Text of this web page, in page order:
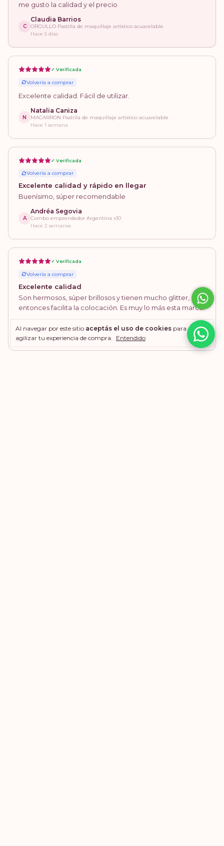
Al navegar por este sitio aceptás el uso de cookies para
agilizar tu experiencia de compra. Entendido
me gusto la calidad y el precio
C
Claudia Barrios
ORGULLO Pastilla de maquillaje artístico acuarelable
Hace 5 días
✓ Verificada
Volvería a comprar
Excelente calidad. Fácil de utilizar.
N
Natalia Caniza
MACARRON Pastilla de maquillaje artístico acuarelable
Hace 1 semana
✓ Verificada
Volvería a comprar
Excelente calidad y rápido en llegar
Buenísimo, súper recomendable
A
Andréa Segovia
Combo emprendedor Argentina x10
Hace 2 semanas
✓ Verificada
Volvería a comprar
Excelente calidad
Son hermosos, súper brillosos y tienen mucho glitter,
entonces facilita la colocación. Es muy lo más esta marca!
L
Glitter en gel 20 potes 20cc
Hace 2 semanas